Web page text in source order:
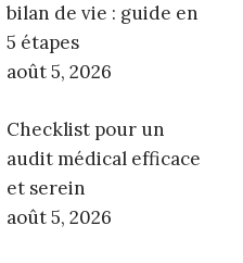
bilan de vie : guide en
5 étapes
août 5, 2026
Checklist pour un
audit médical efficace
et serein
août 5, 2026